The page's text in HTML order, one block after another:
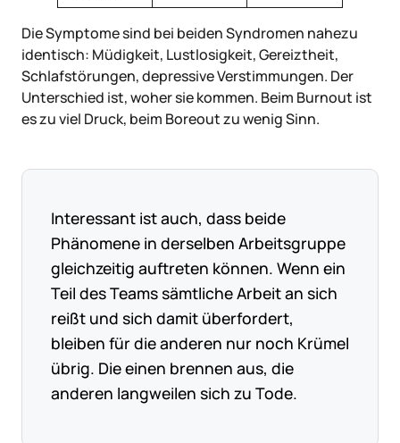
Die Symptome sind bei beiden Syndromen nahezu
identisch: Müdigkeit, Lustlosigkeit, Gereiztheit,
Schlafstörungen, depressive Verstimmungen. Der
Unterschied ist, woher sie kommen. Beim Burnout ist
es zu viel Druck, beim Boreout zu wenig Sinn.
Interessant ist auch, dass beide
Phänomene in derselben Arbeitsgruppe
gleichzeitig auftreten können. Wenn ein
Teil des Teams sämtliche Arbeit an sich
reißt und sich damit überfordert,
bleiben für die anderen nur noch Krümel
übrig. Die einen brennen aus, die
anderen langweilen sich zu Tode.